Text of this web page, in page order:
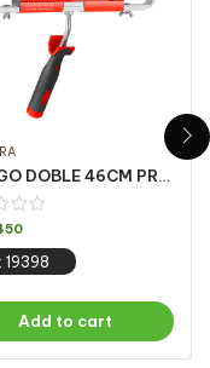
MANGO DOBLE 46CM PROFISSIONAL
19398
Add to cart